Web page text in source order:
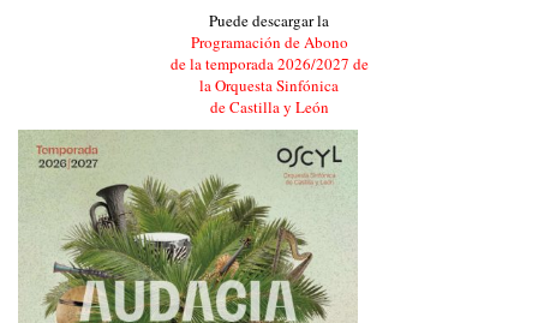
S
Puede descargar la
Programación de Abono
de la temporada 2026/2027 de
la Orquesta Sinfónica
de Castilla y León